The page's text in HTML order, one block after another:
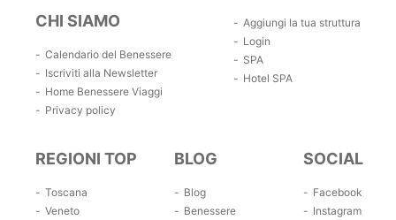
CHI SIAMO
Calendario del Benessere
Iscriviti alla Newsletter
Home Benessere Viaggi
Privacy policy
Aggiungi la tua struttura
Login
SPA
Hotel SPA
REGIONI TOP
Toscana
Veneto
BLOG
Blog
Benessere
SOCIAL
Facebook
Instagram